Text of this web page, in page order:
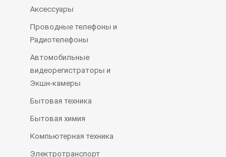
Аксессуары
Проводные телефоны и
Радиотелефоны
Автомобильные
видеорегистраторы и
Экшн-камеры
Бытовая техника
Бытовая химия
Компьютерная техника
Электротранспорт